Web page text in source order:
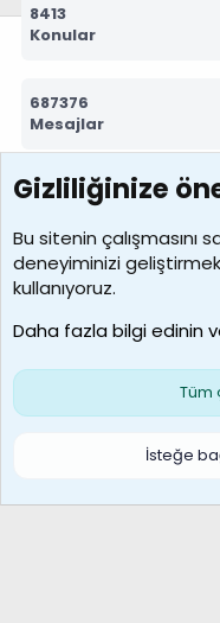
8413
Konular
687376
Mesajlar
7392
Kullanıcılar
MosesBrownHayranı
Son üye
Çerezler
Gizliliğinize
Bu sitenin çalışmasını
deneyiminizi
kullanıyoruz.
Daha fazla bilgi edinin
Tüm
İsteğe